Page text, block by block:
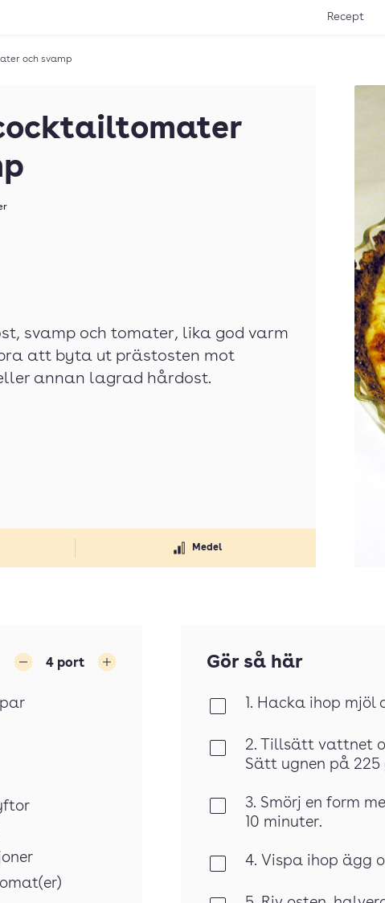
Recept
och svamp
Medel
svamp och tomater, lika god varm
att byta ut prästosten mot
annan lagrad hårdost.
4 port
Gör så här
1. Hacka ihop mjöl
2. Tillsätt vattnet
Sätt ugnen på 225
3. Smörj en form
10 minuter.
4. Vispa ihop ägg